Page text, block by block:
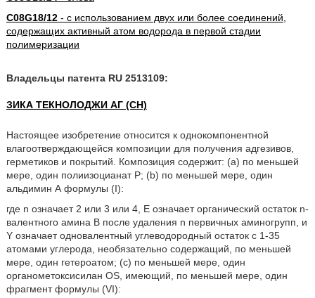
C08G18/12- с использованием двух или более соединений,
содержащих активный атом водорода в первой стадии
полимеризации
Владельцы патента RU 2513109:
ЗИКА ТЕКНОЛОДЖИ АГ (CH)
Настоящее изобретение относится к однокомпонентной
влагоотверждающейся композиции для получения адгезивов,
герметиков и покрытий. Композиция содержит: (a) по меньшей
мере, один полиизоцианат Р; (b) по меньшей мере, один
альдимин А формулы (I):
где n означает 2 или 3 или 4, Е означает органический остаток n-
валентного амина В после удаления n первичных аминогрупп, и
Y означает одновалентный углеводородный остаток с 1-35
атомами углерода, необязательно содержащий, по меньшей
мере, один гетероатом; (с) по меньшей мере, один
органометоксисилан OS, имеющий, по меньшей мере, один
фрагмент формулы (VI):